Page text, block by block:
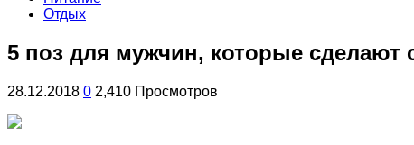
Отдых
5 поз для мужчин, которые сделают
28.12.2018 0 2,410 Просмотров